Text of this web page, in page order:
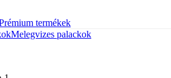
termékek
Melegvizes palackok